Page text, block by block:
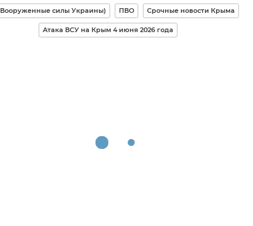
силы Украины) ПВО Срочные новости Крыма
Атака ВСУ на Крым 4 июня 2026 года